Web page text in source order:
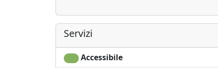
Servizi
Accessibile